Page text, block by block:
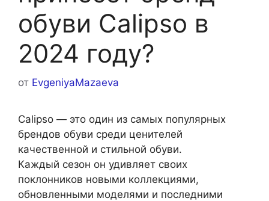
обуви Calipso в
2024 году?
от EvgeniyaMazaeva
Calipso — это один из самых популярных
брендов обуви среди ценителей
качественной и стильной обуви.
Каждый сезон он удивляет своих
поклонников новыми коллекциями,
обновленными моделями и последними